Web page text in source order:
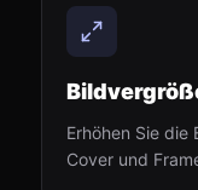
Erhöhen Sie die
Cover und